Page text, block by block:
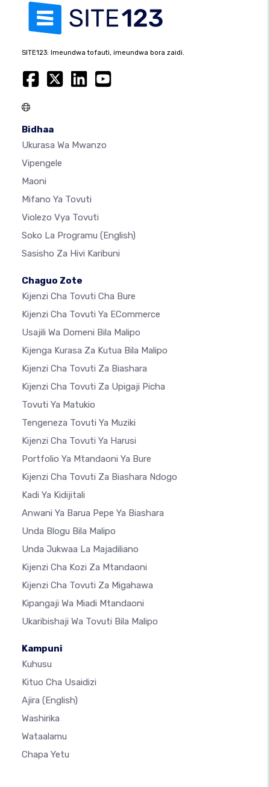
SITE123: Imeundwa tofauti, imeundwa bora zaidi.
Bidhaa
Ukurasa Wa Mwanzo
Vipengele
Maoni
Mifano Ya Tovuti
Violezo Vya Tovuti
Soko La Programu (English)
Sasisho Za Hivi Karibuni
Chaguo Zote
Kijenzi Cha Tovuti Cha Bure
Kijenzi Cha Tovuti Ya ECommerce
Usajili Wa Domeni Bila Malipo
Kijenga Kurasa Za Kutua Bila Malipo
Kijenzi Cha Tovuti Za Biashara
Kijenzi Cha Tovuti Za Upigaji Picha
Tovuti Ya Matukio
Tengeneza Tovuti Ya Muziki
Kijenzi Cha Tovuti Ya Harusi
Portfolio Ya Mtandaoni Ya Bure
Kijenzi Cha Tovuti Za Biashara Ndogo
Kadi Ya Kidijitali
Anwani Ya Barua Pepe Ya Biashara
Unda Blogu Bila Malipo
Unda Jukwaa La Majadiliano
Kijenzi Cha Kozi Za Mtandaoni
Kijenzi Cha Tovuti Za Migahawa
Kipangaji Wa Miadi Mtandaoni
Ukaribishaji Wa Tovuti Bila Malipo
Kampuni
Kuhusu
Kituo Cha Usaidizi
Ajira (English)
Washirika
Wataalamu
Chapa Yetu